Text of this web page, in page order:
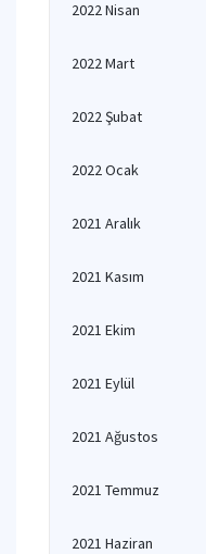
2022 Nisan
2022 Mart
2022 Şubat
2022 Ocak
2021 Aralık
2021 Kasım
2021 Ekim
2021 Eylül
2021 Ağustos
2021 Temmuz
2021 Haziran